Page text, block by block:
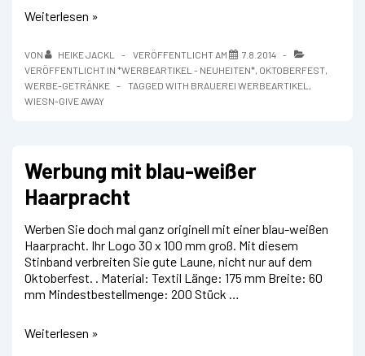
DIE
Eine
Maßkrug-
oder
Weiterlesen »
VON HEIKE JACKL VERÖFFENTLICHT AM
7.8.2014
VERÖFFENTLICHT IN *WERBEARTIKEL - NEUHEITEN*, OKTOBERFEST,
WERBE-GETRÄNKE
TAGGED WITH BRAUEREI WERBEARTIKEL ,
WIESN-GIVE AWAY
Werbung mit blau-weißer
Haarpracht
Werben Sie doch mal ganz originell mit einer blau-weißen
Haarpracht. Ihr Logo 30 x 100 mm groß. Mit diesem
Stinband verbreiten Sie gute Laune, nicht nur auf dem
Oktoberfest. . Material: Textil Länge: 175 mm Breite: 60
mm Mindestbestellmenge: 200 Stück …
Werbung
Weiterlesen »